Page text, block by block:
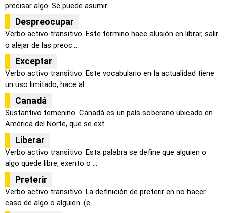
precisar algo. Se puede asumir...
Despreocupar
Verbo activo transitivo. Este termino hace alusión en librar, salir
o alejar de las preoc...
Exceptar
Verbo activo transitivo. Este vocabulario en la actualidad tiene
un uso limitado, hace al...
Canadá
Sustantivo femenino. Canadá es un país soberano ubicado en
América del Norte, que se ext...
Liberar
Verbo activo transitivo. Esta palabra se define que alguien o
algo quede libre, exento o ...
Preterir
Verbo activo transitivo. La definición de preterir en no hacer
caso de algo o alguien. (e...